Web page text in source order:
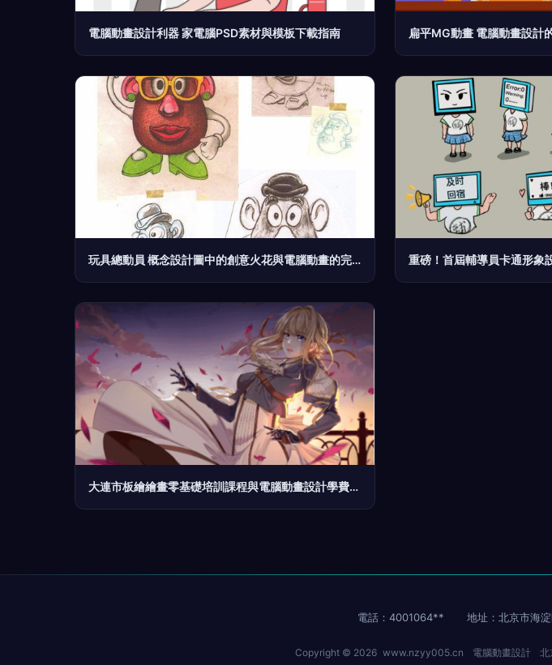
電腦動畫設計利器 家電腦PSD素材與模板下載指南 扁平MG動畫 電腦動畫設計
玩具總動員 概念設計圖中的創意火花與電腦動畫的完美融合
大連市板繪繪畫零基礎培訓課程與電腦動畫設計學費詳解
電話：4001064** 地址：北京市海
Copyright © 2026 www.nzyy005.cn 電腦動畫設計 北